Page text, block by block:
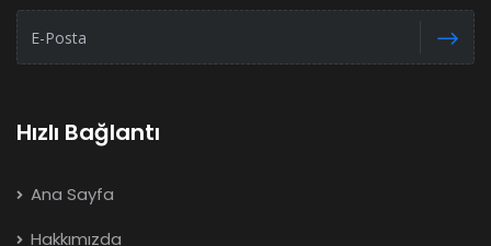
Hızlı Bağlantı
Ana Sayfa
Hakkımızda